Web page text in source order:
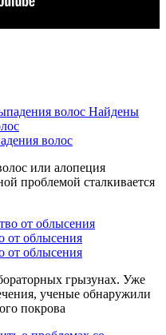
Найдены
волос
или алопеция
проблемой сталкивается
от облысения
от облысения
грызунах. Уже
ученые обнаружили
покрова